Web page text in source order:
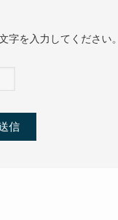
字を入力してください。